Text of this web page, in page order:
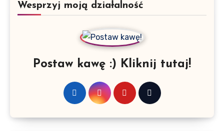
Wesprzyj moją działalność
Postaw kawę :) Kliknij tutaj!